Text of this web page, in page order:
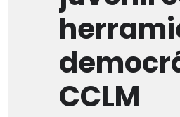
CCLM